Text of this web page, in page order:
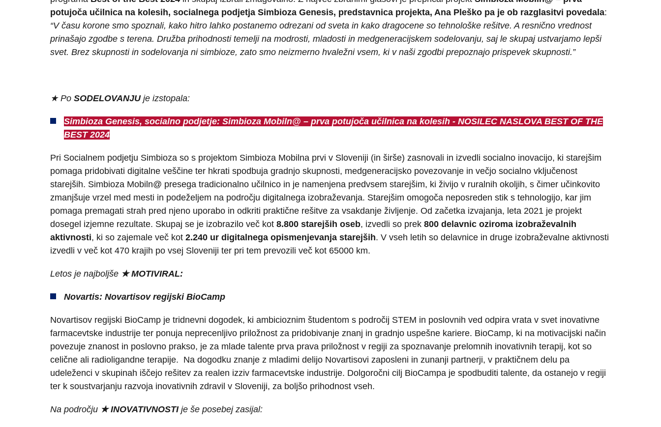
Iskalni niz
Išči
potujoča učilnica na kolesih, socialnega podjetja Simbioza Genesis, predstavnica projekta, Ana Pleško pa je ob razglasitvi povedala:
“V času korone smo spoznali, kako hitro lahko postanemo odrezani od sveta in kako dragocene so tehnološke rešitve. A resnično vrednost
prinašajo zgodbe s terena. Družba prihodnosti temelji na modrosti, mladosti in medgeneracijskem sodelovanju, saj le skupaj ustvarjamo lepši
svet. Brez skupnosti in sodelovanja ni simbioze, zato smo neizmerno hvaležni vsem, ki v naši zgodbi prepoznajo prispevek skupnosti.”
★ Po SODELOVANJU je izstopala:
Simbioza Genesis, socialno podjetje: Simbioza Mobiln@ – prva potujoča učilnica na kolesih - NOSILEC NASLOVA BEST OF THE
BEST 2024
Pri Socialnem podjetju Simbioza so s projektom Simbioza Mobilna prvi v Sloveniji (in širše) zasnovali in izvedli socialno inovacijo, ki starejšim
pomaga pridobivati digitalne veščine ter hkrati spodbuja gradnjo skupnosti, medgeneracijsko povezovanje in večjo socialno vključenost
starejših. Simbioza Mobiln@ presega tradicionalno učilnico in je namenjena predvsem starejšim, ki živijo v ruralnih okoljih, s čimer učinkovito
zmanjšuje vrzel med mesti in podeželjem na področju digitalnega izobraževanja. Starejšim omogoča neposreden stik s tehnologijo, kar jim
pomaga premagati strah pred njeno uporabo in odkriti praktične rešitve za vsakdanje življenje. Od začetka izvajanja, leta 2021 je projekt
dosegel izjemne rezultate. Skupaj se je izobrazilo več kot 8.800 starejših oseb, izvedli so prek 800 delavnic oziroma izobraževalnih
aktivnosti, ki so zajemale več kot 2.240 ur digitalnega opismenjevanja starejših. V vseh letih so delavnice in druge izobraževalne aktivnosti
izvedli v več kot 470 krajih po vsej Sloveniji ter pri tem prevozili več kot 65000 km.
Letos je najboljše ★ MOTIVIRAL:
Novartis: Novartisov regijski BioCamp
Novartisov regijski BioCamp je tridnevni dogodek, ki ambicioznim študentom s področij STEM in poslovnih ved odpira vrata v svet inovativne
farmacevtske industrije ter ponuja neprecenljivo priložnost za pridobivanje znanj in gradnjo uspešne kariere. BioCamp, ki na motivacijski način
povezuje znanost in poslovno prakso, je za mlade talente prva prava priložnost v regiji za spoznavanje prelomnih inovativnih terapij, kot so
celične ali radioligandne terapije. Na dogodku znanje z mladimi delijo Novartisovi zaposleni in zunanji partnerji, v praktičnem delu pa
udeleženci v skupinah iščejo rešitev za realen izziv farmacevtske industrije. Dolgoročni cilj BioCampa je spodbuditi talente, da ostanejo v regiji
ter k soustvarjanju razvoja inovativnih zdravil v Sloveniji, za boljšo prihodnost vseh.
Na področju ★ INOVATIVNOSTI je še posebej zasijal: